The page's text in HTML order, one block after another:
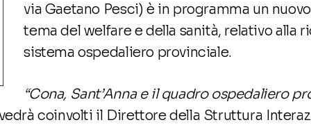
via Gaetano Pesci) è in programma un
tema del welfare e della sanità, relativo alla
sistema ospedaliero provinciale.
“Cona, Sant’Anna e il quadro ospedaliero
coinvolti il Direttore della Struttura